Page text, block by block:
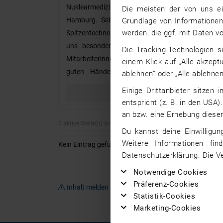
Die meisten der von uns
Grundlage von
werden, die ggf. mit Daten
Die Tracking-Technologien
einem Klick auf „Alle
ablehnen” oder „Alle
Einige Drittanbieter sitzen
entspricht (z. B. in den
an bzw. eine Erhebung
Du kannst deine
Weitere Informationen
Datenschutzerklärung. Die
Notwendige Cookies
Präferenz-Cookies
Statistik-Cookies
Marketing-Cookies
Nuklearmedizin und Strahlentherapie an 9
Hamburg. Seit über 30 Jahren stehen wir für
Spitzentechnologie, Wissenstransfer und
uns besonders auszeichnet, ist unsere
Mitarbeiterinnen und Mitarbeiter sorgen dafür,
guten Händen sind und dass sowohl die
0 aktive Stelle(n) von Diagnosticum Visiorad MVZ GmbH
Kein Eintrag gefunden.
Inhalt melden